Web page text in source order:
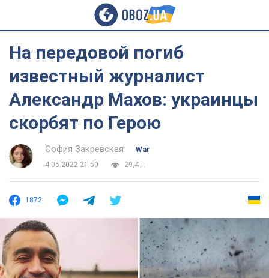
На передовой погиб
известный журналист
Александр Махов: украинцы
скорбят по Герою
София Закревская
War
4.05.2022 21:50
29,4 т.
1872